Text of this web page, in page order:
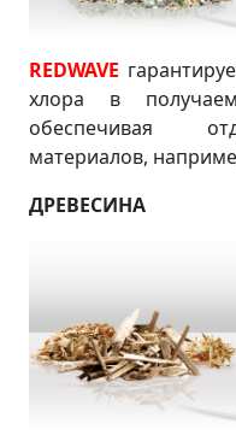
REDWAVE
хлора в
обеспечивая
материалов,
ДРЕВЕСИНА